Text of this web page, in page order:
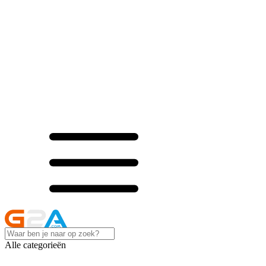
Alle categorieën